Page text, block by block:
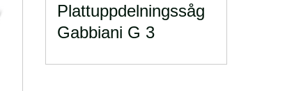
Plattuppdelningssåg
Gabbiani G 3